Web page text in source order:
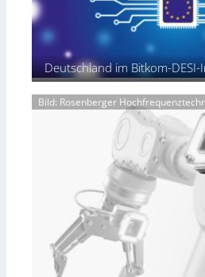
K
I
M
e
n
Deutschland im Bitkom-
Bild: Rosenberger